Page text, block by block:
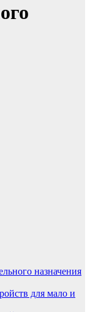
назначения
для мало и